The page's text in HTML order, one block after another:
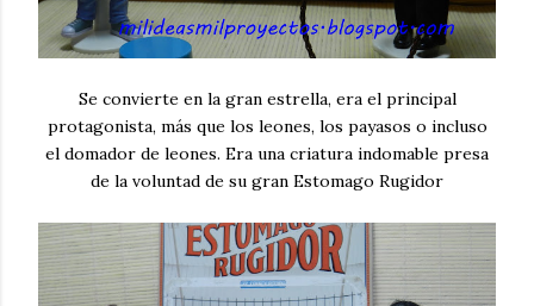
Se convierte en la gran estrella, era el principal
protagonista, más que los leones, los payasos o incluso
el domador de leones. Era una criatura indomable presa
de la voluntad de su gran Estomago Rugidor